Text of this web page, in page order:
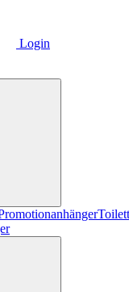
Login